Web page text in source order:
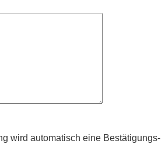
wird automatisch eine Bestätigungs-